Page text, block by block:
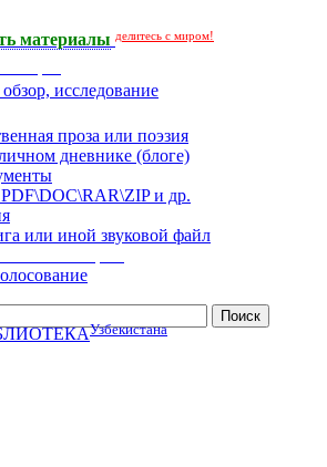
материалы делитесь с миром!
исследование
проза или поэзия
дневнике (блоге)
и др.
или иной звуковой файл
Узбекистана